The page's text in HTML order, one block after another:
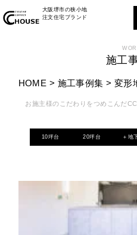
大阪堺市の狭小地
注文住宅ブランド
施工
HOME > 施工事例集 >変形
お施主様のこだわりをつめこんだ
10坪台 20坪台 ＋地